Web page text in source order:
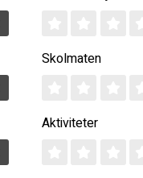
Skolmaten
Aktiviteter